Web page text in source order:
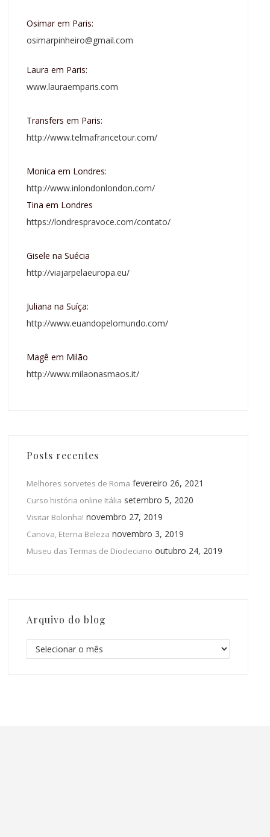
Osimar em Paris:
osimarpinheiro@gmail.com
Laura em Paris:
www.lauraemparis.com
Transfers em Paris:
http://www.telmafrancetour.com/
Monica em Londres:
http://www.inlondonlondon.com/
Tina em Londres
https://londrespravoce.com/contato/
Gisele na Suécia
http://viajarpelaeuropa.eu/
Juliana na Suíça:
http://www.euandopelomundo.com/
Magê em Milão
http://www.milaonasmaos.it/
Posts recentes
Melhores sorvetes de Roma fevereiro 26, 2021
Curso história online Itália setembro 5, 2020
Visitar Bolonha! novembro 27, 2019
Canova, Eterna Beleza novembro 3, 2019
Museu das Termas de Diocleciano outubro 24, 2019
Arquivo do blog